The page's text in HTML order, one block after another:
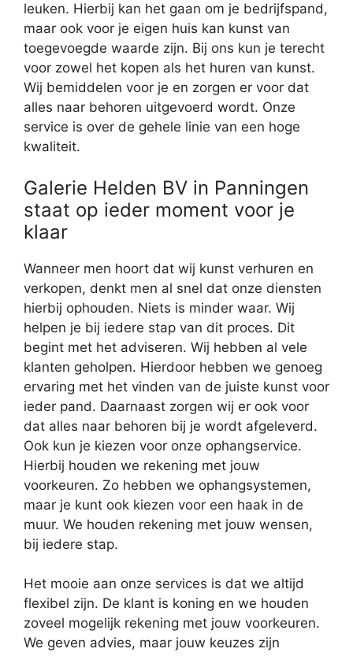
leuken. Hierbij kan het gaan om je bedrijfspand,
maar ook voor je eigen huis kan kunst van
toegevoegde waarde zijn. Bij ons kun je terecht
voor zowel het kopen als het huren van kunst.
Wij bemiddelen voor je en zorgen er voor dat
alles naar behoren uitgevoerd wordt. Onze
service is over de gehele linie van een hoge
kwaliteit.
Galerie Helden BV in Panningen
staat op ieder moment voor je
klaar
Wanneer men hoort dat wij kunst verhuren en
verkopen, denkt men al snel dat onze diensten
hierbij ophouden. Niets is minder waar. Wij
helpen je bij iedere stap van dit proces. Dit
begint met het adviseren. Wij hebben al vele
klanten geholpen. Hierdoor hebben we genoeg
ervaring met het vinden van de juiste kunst voor
ieder pand. Daarnaast zorgen wij er ook voor
dat alles naar behoren bij je wordt afgeleverd.
Ook kun je kiezen voor onze ophangservice.
Hierbij houden we rekening met jouw
voorkeuren. Zo hebben we ophangsystemen,
maar je kunt ook kiezen voor een haak in de
muur. We houden rekening met jouw wensen,
bij iedere stap.
Het mooie aan onze services is dat we altijd
flexibel zijn. De klant is koning en we houden
zoveel mogelijk rekening met jouw voorkeuren.
We geven advies, maar jouw keuzes zijn